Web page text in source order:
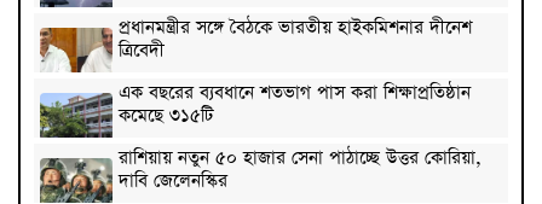
প্রধানমন্ত্রীর সঙ্গে বৈঠকে ভারতীয় হাইকমিশনার দীনেশ
ত্রিবেদী
এক বছরের ব্যবধানে শতভাগ পাস করা শিক্ষাপ্রতিষ্ঠান
কমেছে ৩১৫টি
রাশিয়ায় নতুন ৫০ হাজার সেনা পাঠাচ্ছে উত্তর কোরিয়া,
দাবি জেলেনস্কির